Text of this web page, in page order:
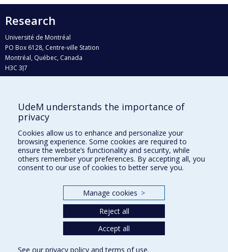
Research
Université de Montréal
PO Box 6128, Centre-ville Station
Montréal, Québec, Canada
H3C 3J7
Who does what?
Find us
Site map
Accessibility
UdeM understands the importance of
privacy
Cookies allow us to enhance and personalize your
browsing experience. Some cookies are required to
ensure the website’s functionality and security, while
others remember your preferences. By accepting all, you
consent to our use of cookies to better serve you.
Manage cookies >
Reject all
Accept all
See our privacy policy andterms of use.